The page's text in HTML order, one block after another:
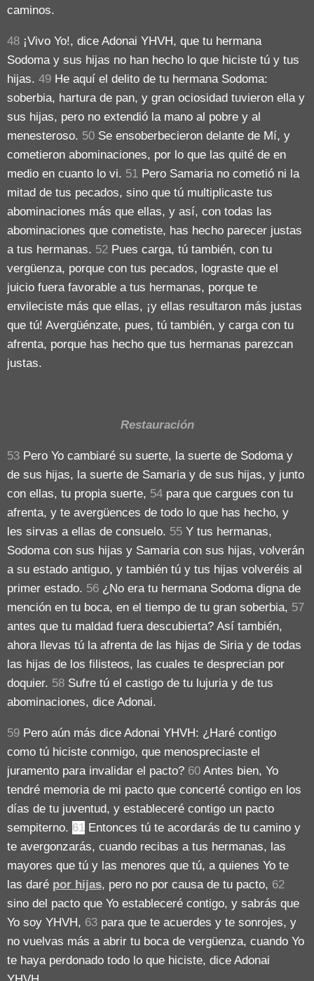
caminos.
48 ¡Vivo Yo!, dice Adonai YHVH, que tu hermana
Sodoma y sus hijas no han hecho lo que hiciste tú y tus
hijas. 49 He aquí el delito de tu hermana Sodoma:
soberbia, hartura de pan, y gran ociosidad tuvieron ella y
sus hijas, pero no extendió la mano al pobre y al
menesteroso. 50 Se ensoberbecieron delante de Mí, y
cometieron abominaciones, por lo que las quité de en
medio en cuanto lo vi. 51 Pero Samaria no cometió ni la
mitad de tus pecados, sino que tú multiplicaste tus
abominaciones más que ellas, y así, con todas las
abominaciones que cometiste, has hecho parecer justas
a tus hermanas. 52 Pues carga, tú también, con tu
vergüenza, porque con tus pecados, lograste que el
juicio fuera favorable a tus hermanas, porque te
envileciste más que ellas, ¡y ellas resultaron más justas
que tú! Avergüénzate, pues, tú también, y carga con tu
afrenta, porque has hecho que tus hermanas parezcan
justas.
Restauración
53 Pero Yo cambiaré su suerte, la suerte de Sodoma y
de sus hijas, la suerte de Samaria y de sus hijas, y junto
con ellas, tu propia suerte, 54 para que cargues con tu
afrenta, y te avergüences de todo lo que has hecho, y
les sirvas a ellas de consuelo. 55 Y tus hermanas,
Sodoma con sus hijas y Samaria con sus hijas, volverán
a su estado antiguo, y también tú y tus hijas volveréis al
primer estado. 56 ¿No era tu hermana Sodoma digna de
mención en tu boca, en el tiempo de tu gran soberbia, 57
antes que tu maldad fuera descubierta? Así también,
ahora llevas tú la afrenta de las hijas de Siria y de todas
las hijas de los filisteos, las cuales te desprecian por
doquier. 58 Sufre tú el castigo de tu lujuria y de tus
abominaciones, dice Adonai.
59 Pero aún más dice Adonai YHVH: ¿Haré contigo
como tú hiciste conmigo, que menospreciaste el
juramento para invalidar el pacto? 60 Antes bien, Yo
tendré memoria de mi pacto que concerté contigo en los
días de tu juventud, y estableceré contigo un pacto
sempiterno. 61 Entonces tú te acordarás de tu camino y
te avergonzarás, cuando recibas a tus hermanas, las
mayores que tú y las menores que tú, a quienes Yo te
las daré por hijas, pero no por causa de tu pacto, 62
sino del pacto que Yo estableceré contigo, y sabrás que
Yo soy YHVH, 63 para que te acuerdes y te sonrojes, y
no vuelvas más a abrir tu boca de vergüenza, cuando Yo
te haya perdonado todo lo que hiciste, dice Adonai